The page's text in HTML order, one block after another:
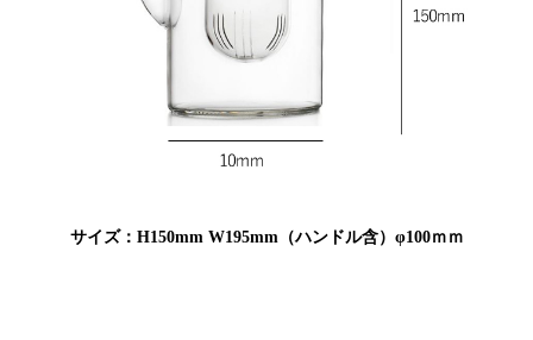
サイズ：H150mm W195mm（ハンドル含）φ100ｍｍ